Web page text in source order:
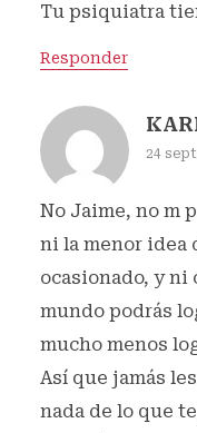
Tu psiquiatra
Responder
24
No Jaime, no m
ni la menor idea
ocasionado, y ni
mundo podrás
mucho menos
Así que jamás
nada de lo que